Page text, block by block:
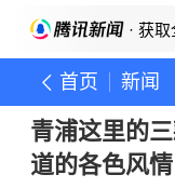
· 获
首页 新闻
青浦这里的
道的各色风情